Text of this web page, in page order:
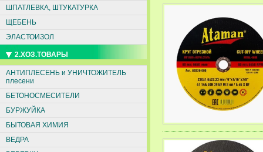
ШПАТЛЕВКА, ШТУКАТУРКА
ЩЕБЕНЬ
ЭЛАСТОИЗОЛ
2.ХОЗ.ТОВАРЫ
АНТИПЛЕСЕНЬ и УНИЧТОЖИТЕЛЬ
плесени
БЕТОНОСМЕСИТЕЛИ
БУРЖУЙКА
БЫТОВАЯ ХИМИЯ
ВЕДРА